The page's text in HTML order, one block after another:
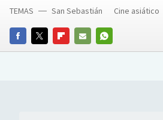
FACEBOOKTWITTERFLIPBOARD
E-
WHATSAPP
TEMAS San Sebastián Cine asiático